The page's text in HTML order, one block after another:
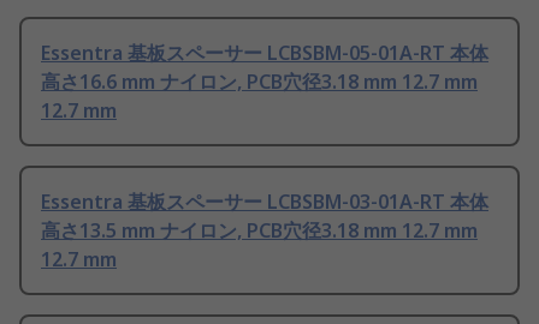
Essentra 基板スペーサー LCBSBM-05-01A-RT 本体
高さ16.6 mm ナイロン, PCB穴径3.18 mm 12.7 mm
12.7 mm
Essentra 基板スペーサー LCBSBM-03-01A-RT 本体
高さ13.5 mm ナイロン, PCB穴径3.18 mm 12.7 mm
12.7 mm